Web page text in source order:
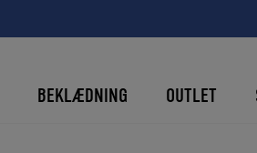
BEKLÆDNING OUTLET